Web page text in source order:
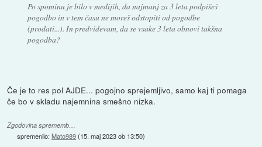
Po spominu je bilo v medijih, da najmanj za 3 leta podpišeš
pogodbo in v tem času ne moreš odstopiti od pogodbe
(prodati...). In predvidevam, da se vsake 3 leta obnovi takšna
pogodba?
Če je to res pol AJDE... pogojno sprejemljivo, samo kaj ti pomaga
če bo v skladu najemnina smešno nizka.
Zgodovina sprememb…
spremenilo:Mato989(15. maj 2023 ob 13:50)